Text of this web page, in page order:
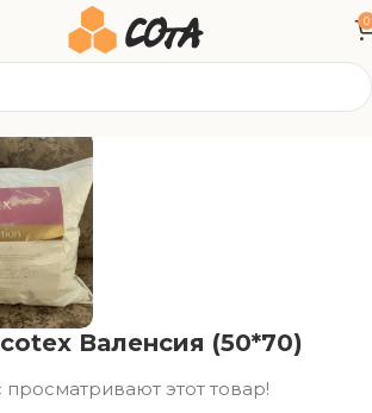
0
Валенсия (50*70)
просматривают этот товар!